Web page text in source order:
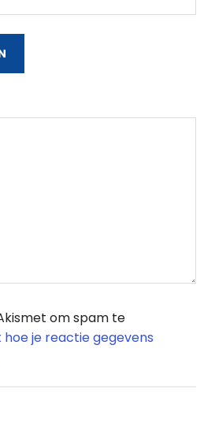
om spam te
hoe je reactie gegevens